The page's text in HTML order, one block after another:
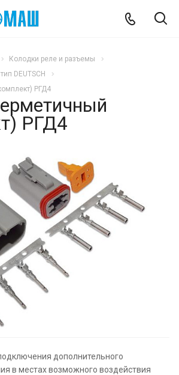
Колодки реле и разъемы
DEUTSCH
РГД4
РГД4
дополнительного
в местах возможного воздействия